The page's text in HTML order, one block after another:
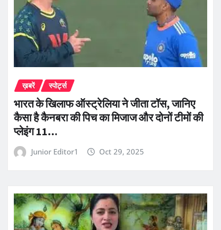
ख़बरें स्पोर्ट्स
भारत के खिलाफ ऑस्ट्रेलिया ने जीता टॉस, जानिए
कैसा है कैनबरा की पिच का मिजाज और दोनों टीमों की
प्लेइंग 11…
Junior Editor1 Oct 29, 2025